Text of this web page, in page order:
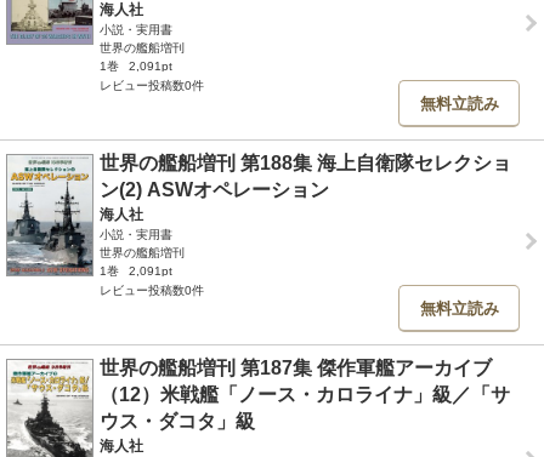
海人社
小説・実用書
世界の艦船増刊
1巻
2,091pt
レビュー投稿数0件
無料立読み
世界の艦船増刊 第188集 海上自衛隊セレクショ
ン(2) ASWオペレーション
海人社
小説・実用書
世界の艦船増刊
1巻
2,091pt
レビュー投稿数0件
無料立読み
世界の艦船増刊 第187集 傑作軍艦アーカイブ
（12）米戦艦「ノース・カロライナ」級／「サ
ウス・ダコタ」級
海人社